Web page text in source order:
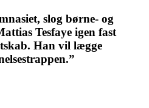
slog børne- og
Tesfaye igen fast
Han vil lægge